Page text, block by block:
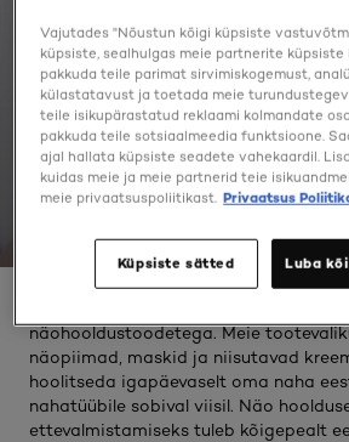
TUMEDAD
näohooldustoodetega. Meie
näopiimad, maskid ja niisutavad
hoolitseda igapäevaselt oma naha
nahatüübile sobival viisil. Näo
ettevalmistamiseks tuleb kõigepealt
Vajutades "Nõustun kõigi küpsiste
küpsiste, sealhulgas meie partnerite küpsiste
pakkuda teile parimat sirvimiskogemust,
külastatavust ja toetada meie
teile isikupärastatud reklaami kolmandate
pakkuda teile sotsiaalmeedia funktsioone.
ajal hallata küpsiste seadete vahekaardil.
kuidas meie ja meie partnerid teie
meie privaatsuspoliitikast. Privaatsus
Küpsiste sätted Luba